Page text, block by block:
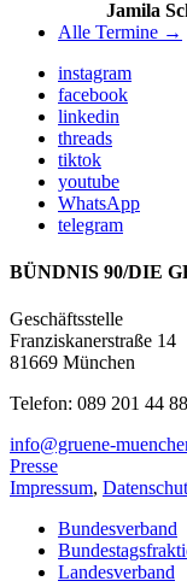
Jamila
Alle Termine →
instagram
facebook
linkedin
threads
tiktok
youtube
WhatsApp
telegram
BÜNDNIS 90/DIE
Geschäftsstelle
Franziskanerstraße 14
81669 München
Telefon: 089 201 44 88
info@gruene-
Presse
Impressum,
Bundesverband
Landesverband